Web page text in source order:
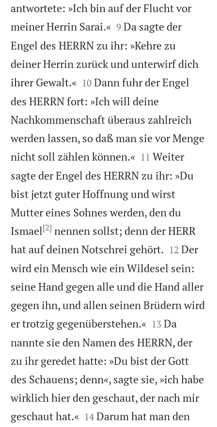
antwortete: »Ich bin auf der Flucht vor
meiner Herrin Sarai.« 

9 Da sagte der
Engel des HERRN zu ihr: »Kehre zu
deiner Herrin zurück und unterwirf dich
ihrer Gewalt.« 

10 Dann fuhr der Engel
des HERRN fort: »Ich will deine
Nachkommenschaft überaus zahlreich
werden lassen, so daß man sie vor Menge
nicht soll zählen können.« 

11 Weiter
sagte der Engel des HERRN zu ihr: »Du
bist jetzt guter Hoffnung und wirst
Mutter eines Sohnes werden, den du
Ismael[2] nennen sollst; denn der HERR
hat auf deinen Notschrei gehört. 

12 Der
wird ein Mensch wie ein Wildesel sein:
seine Hand gegen alle und die Hand aller
gegen ihn, und allen seinen Brüdern wird
er trotzig gegenüberstehen.« 

13 Da
nannte sie den Namen des HERRN, der
zu ihr geredet hatte: »Du bist der Gott
des Schauens; denn«, sagte sie, »ich habe
wirklich hier den geschaut, der nach mir
geschaut hat.« 

14 Darum hat man den